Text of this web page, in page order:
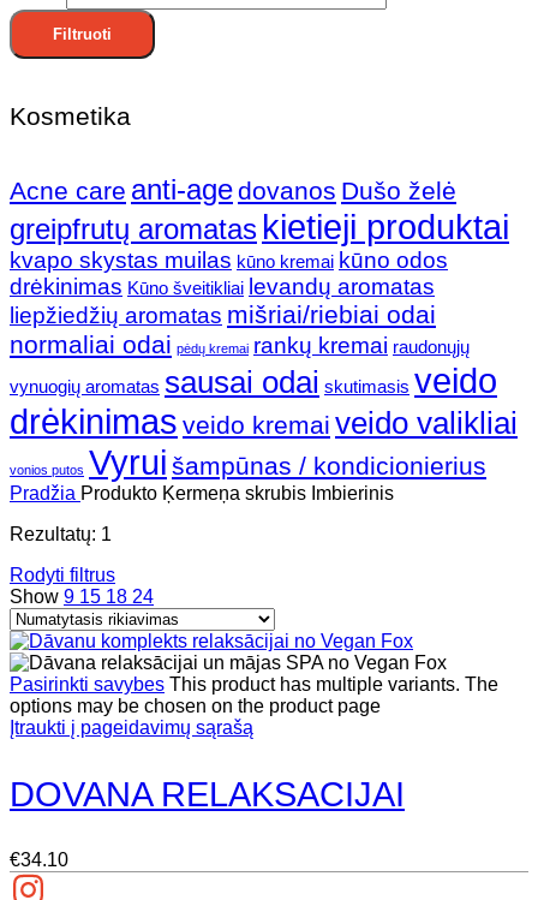
Filtruoti
Kosmetika
Acne care anti-agedovanos Dušo želė
greipfrutų aromatas kietieji produktai
kvapo skystas muilas kūno kremai kūno odos
drėkinimas Kūno šveitikliai levandų aromatas
liepžiedžių aromatas mišriai/riebiai odai
normaliai odai pėdų kremai rankų kremai raudonųjų
vynuogių aromatas sausai odai skutimasis veido
drėkinimas veido kremai veido valikliai
vonios putos Vyrui šampūnas / kondicionierius
Pradžia Produkto Ķermeņa skrubis Imbierinis
Rezultatų: 1
Rodyti filtrus
Show 9 15 18 24
Pasirinkti savybes This product has multiple variants. The
options may be chosen on the product page
Įtraukti į pageidavimų sąrašą
DOVANA RELAKSACIJAI
€34.10